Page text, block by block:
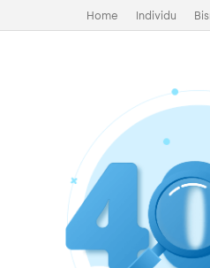
Home Individu